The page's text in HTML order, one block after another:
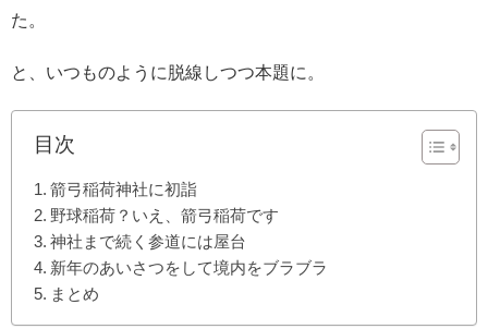
た。
と、いつものように脱線しつつ本題に。
目次
箭弓稲荷神社に初詣
野球稲荷？いえ、箭弓稲荷です
神社まで続く参道には屋台
新年のあいさつをして境内をブラブラ
まとめ